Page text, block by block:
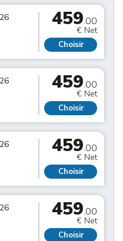
459.00
€ Net
Choisir
459.00
€ Net
Choisir
459.00
€ Net
Choisir
459.00
€ Net
Choisir